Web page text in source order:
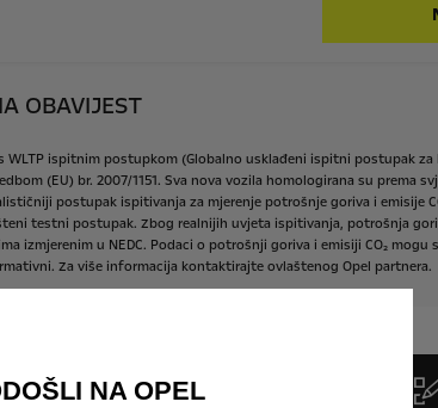
OBAVIJEST
WLTP ispitnim postupkom (Globalno usklađeni ispitni postupak za
(EU) br. 2007/1151. Sva nova vozila homologirana su prema
postupak ispitivanja za mjerenje potrošnje goriva i emisije
testni postupak. Zbog realnijih uvjeta ispitivanja, potrošnja
izmjerenim u NEDC. Podaci o potrošnji goriva i emisiji CO₂ mogu
Za više informacija kontaktirajte ovlaštenog Opel partnera.
servis NA OPEL